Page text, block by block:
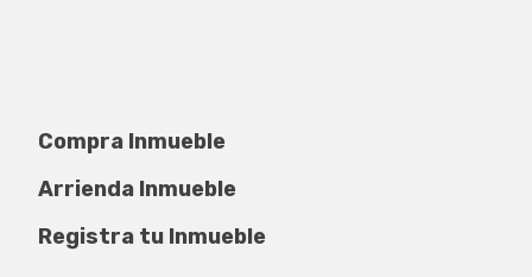
Compra Inmueble
Arrienda Inmueble
Registra tu Inmueble